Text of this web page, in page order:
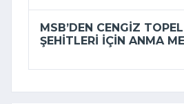
MSB’DEN CENGIZ
ŞEHITLERI IÇIN ANMA